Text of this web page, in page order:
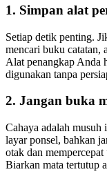
1. Simpan alat
Setiap detik penting.
mencari buku catatan,
Alat penangkap Anda
digunakan tanpa
2. Jangan buka
Cahaya adalah
layar ponsel, bahkan
otak dan
Biarkan mata tertutup